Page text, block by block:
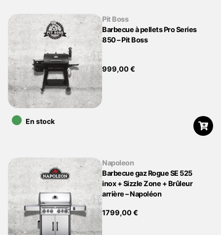
Pit Boss
Barbecue à pellets Pro Series
850 – Pit Boss
999,00€
•En stock
Napoleon
Barbecue gaz Rogue SE 525
inox + Sizzle Zone + Brûleur
arrière – Napoléon
1799,00€